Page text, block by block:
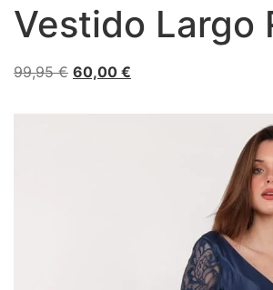
Vestido Largo
99,95€ 60,00 €